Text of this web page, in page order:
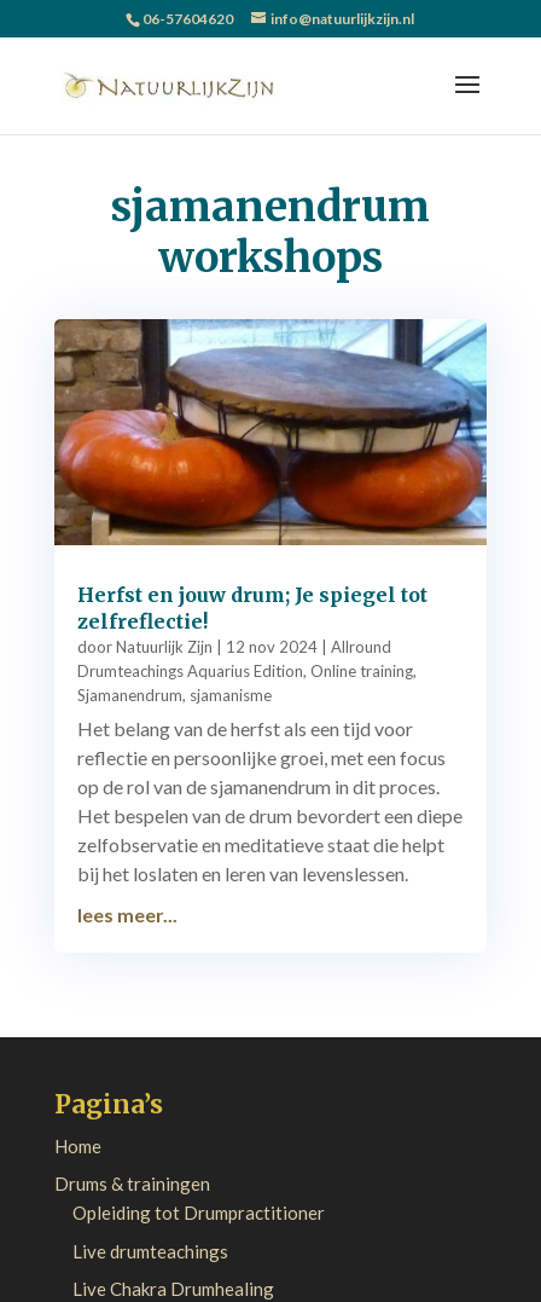
06-57604620 info@natuurlijkzijn.nl
sjamanendrum
workshops
Herfst en jouw drum; Je spiegel tot
zelfreflectie!
doorNatuurlijk Zijn 12 nov 2024| Allround
Drumteachings Aquarius Edition, Online training,
Sjamanendrum, sjamanisme
Het belang van de herfst als een tijd voor
reflectie en persoonlijke groei, met een focus
op de rol van de sjamanendrum in dit proces.
Het bespelen van de drum bevordert een diepe
zelfobservatie en meditatieve staat die helpt
bij het loslaten en leren van levenslessen.
lees meer...
Pagina’s
Home
Drums & trainingen
Opleiding tot Drumpractitioner
Live drumteachings
Live Chakra Drumhealing